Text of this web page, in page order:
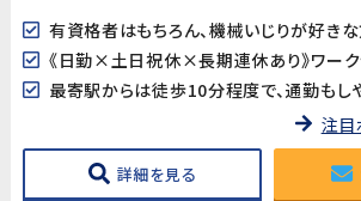
最寄駅からは徒歩10分程度で、通勤もし
注目
詳細を見る